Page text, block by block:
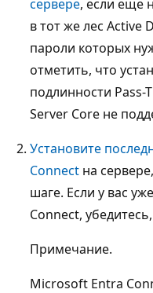
сервере, если еще
в тот же лес Active
пароли которых
отметить, что
подлинности Pass-
Server Core не
Установите
Connect на
шаге. Если у вас
Connect,
Примечание.
Microsoft Entra